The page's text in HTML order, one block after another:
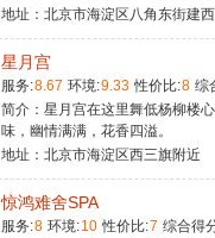
地址：北京市海淀区八角东街建
星月宫
服务:8.67 环境:9.33 性价比:8 综
简介：星月宫在这里舞低杨柳楼
味，幽情满满，花香四溢。
地址：北京市海淀区西三旗附近
惊鸿难舍SPA
服务:8 环境:10 性价比:7 综合得